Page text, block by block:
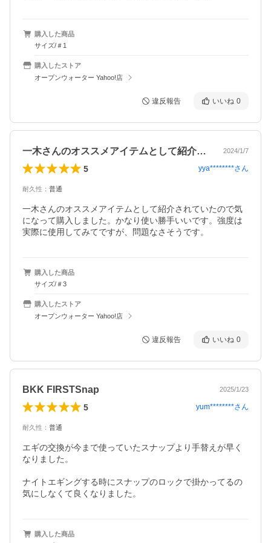
購入した商品
サイズ/＃1
購入したストア
オープンウォーター Yahoo!店
違反報告 いいね 0
一木さんのオススメアイテムとして紹介さ… 2024/1/7
5 yya********さん
耐久性 ： 普通
一木さんのオススメアイテムとして紹介されていたので気
になって購入しました。かなり使い勝手いいです。強度は
実際に使用してみてですが、問題なさそうです。
購入した商品
サイズ/＃3
購入したストア
オープンウォーター Yahoo!店
違反報告 いいね 0
BKK FIRSTSnap 2025/1/23
5 yum********さん
耐久性 ： 普通
エギの交換が今まで使っていたスナップより手替えが早く
なりました。
ナイトエギングする時にスナップのロックで掛かってるの
気にしなくて良くなりました。
購入した商品